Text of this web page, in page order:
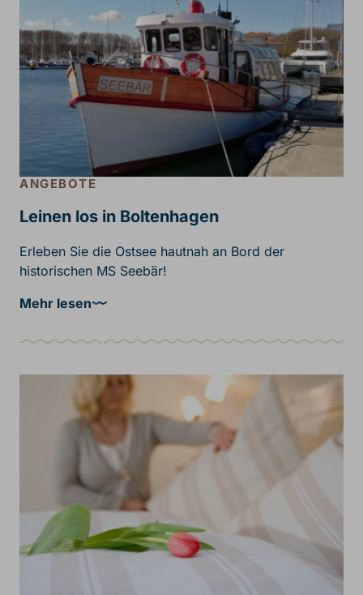
ANGEBOTE
Leinen los in Boltenhagen
Erleben Sie die Ostsee hautnah an Bord der
historischen MS Seebär!
Mehr lesen